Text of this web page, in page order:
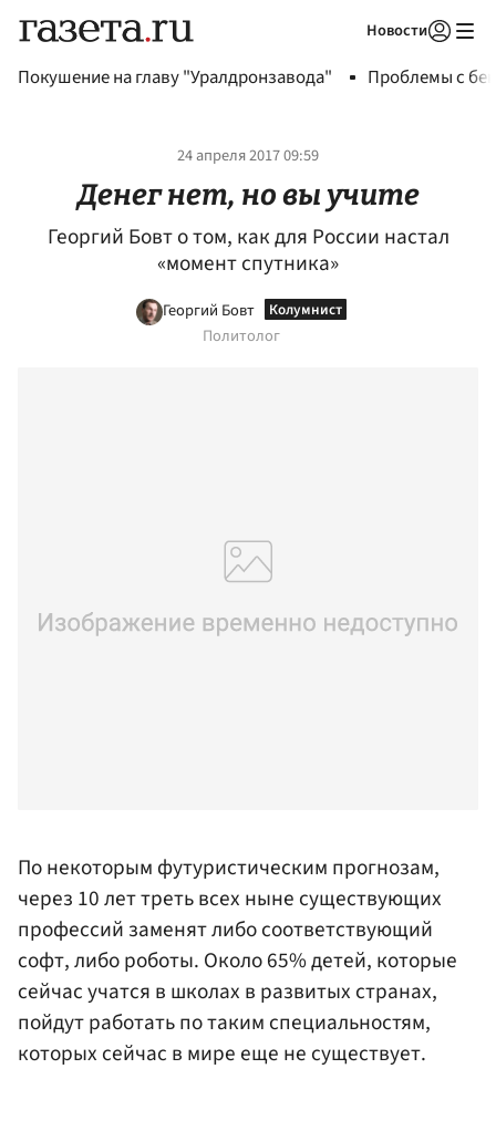
Новости
Покушение на главу "Уралдронзавода" Проблемы с
24 апреля 2017 09:59
Денег нет, но вы учите
Георгий Бовт о том, как для России настал
«момент спутника»
Георгий Бовт
Политолог
По некоторым футуристическим прогнозам,
через 10 лет треть всех ныне существующих
профессий заменят либо соответствующий
софт, либо роботы. Около 65% детей, которые
сейчас учатся в школах в развитых странах,
пойдут работать по таким специальностям,
которых сейчас в мире еще не существует.